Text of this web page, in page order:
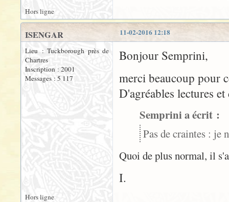
Hors ligne
11-02-2016 12:18
ISENGAR
Lieu : Tuckborough près de
Chartres
Inscription : 2001
Messages : 5 117
Bonjour Semprini,
merci beaucoup pour
D'agréables lectures
Semprini a écrit :
Pas de craintes : je
Quoi de plus normal, il
I.
Hors ligne